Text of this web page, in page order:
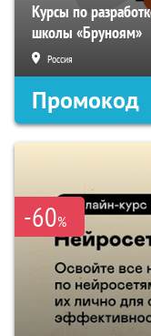
Курсы по
школы «Бруноям»
Россия
Промокод
-60%